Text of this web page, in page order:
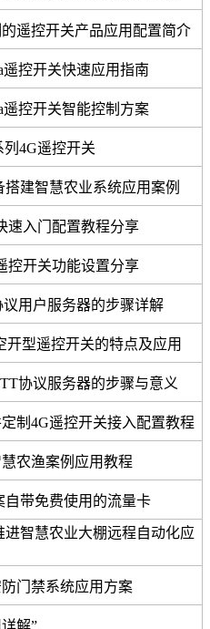
遥控开关产品应用配置简介
控开关快速应用指南
控开关智能控制方案
4G遥控开关
建智慧农业系统应用案例
速入门配置教程分享
控开关功能设置分享
用户服务器的步骤详解
型遥控开关的特点及应用
协议服务器的步骤与意义
制4G遥控开关接入配置教程
农渔案例应用教程
带免费使用的流量卡
智慧农业大棚远程自动化应
门禁系统应用方案
解”